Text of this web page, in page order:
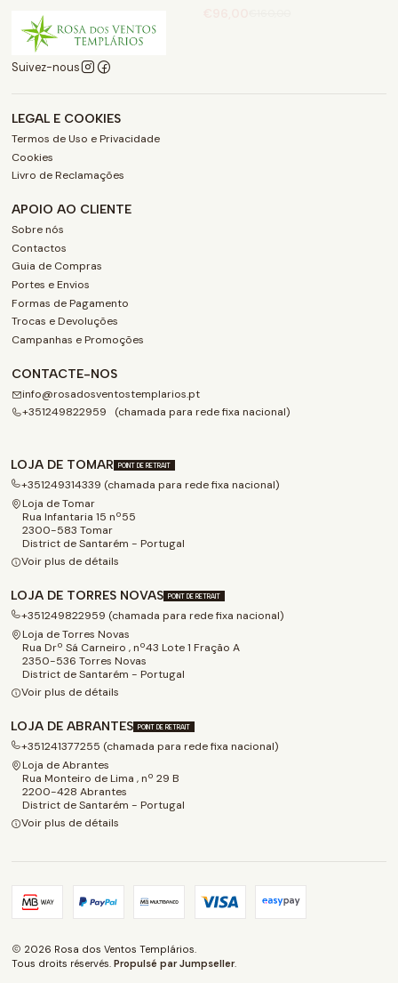
Suivez-nous
LEGAL E COOKIES
Termos de Uso e Privacidade
Cookies
Livro de Reclamações
APOIO AO CLIENTE
Sobre nós
Contactos
Guia de Compras
Portes e Envios
Formas de Pagamento
Trocas e Devoluções
Campanhas e Promoções
CONTACTE-NOS
info@rosadosventostemplarios.pt
+351249822959 (chamada para rede fixa nacional)
LOJA DE TOMAR POINT DE RETRAIT
+351249314339 (chamada para rede fixa nacional)
Loja de Tomar
Rua Infantaria 15 nº55
2300-583 Tomar
District de Santarém - Portugal
Voir plus de détails
LOJA DE TORRES NOVAS POINT DE RETRAIT
+351249822959 (chamada para rede fixa nacional)
Loja de Torres Novas
Rua Drº Sá Carneiro , nº43 Lote 1 Fração A
2350-536 Torres Novas
District de Santarém - Portugal
Voir plus de détails
LOJA DE ABRANTES POINT DE RETRAIT
+351241377255 (chamada para rede fixa nacional)
Loja de Abrantes
Rua Monteiro de Lima , nº 29 B
2200-428 Abrantes
District de Santarém - Portugal
Voir plus de détails
2026 Rosa dos Ventos Templários.
Tous droits réservés.Propulsé par Jumpseller.